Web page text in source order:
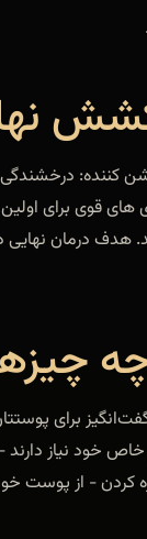
کشش
کننده:
های قوی برای
هدف درمان
برای
خود نیاز دارند
کردن - از پوست